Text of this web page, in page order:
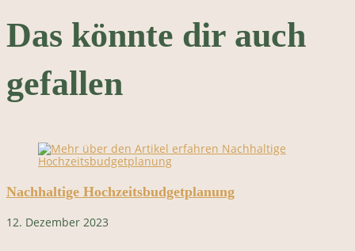
Das könnte dir auch
gefallen
Nachhaltige Hochzeitsbudgetplanung
12. Dezember 2023